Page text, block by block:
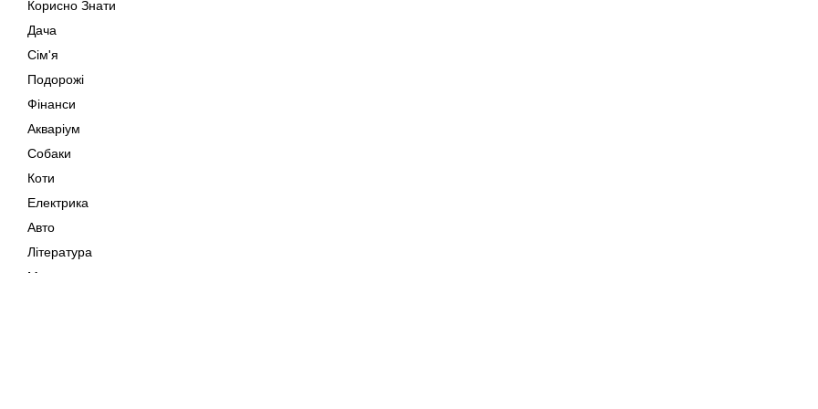
Корисно Знати
Дача
Сім'я
Подорожі
Фінанси
Акваріум
Собаки
Коти
Електрика
Авто
Література
Музика